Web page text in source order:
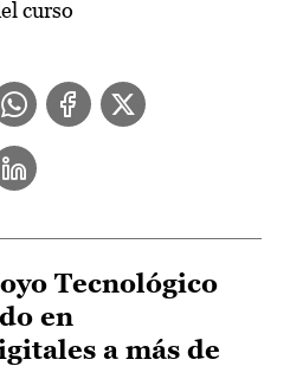
curso
Tecnológico
en
a más de